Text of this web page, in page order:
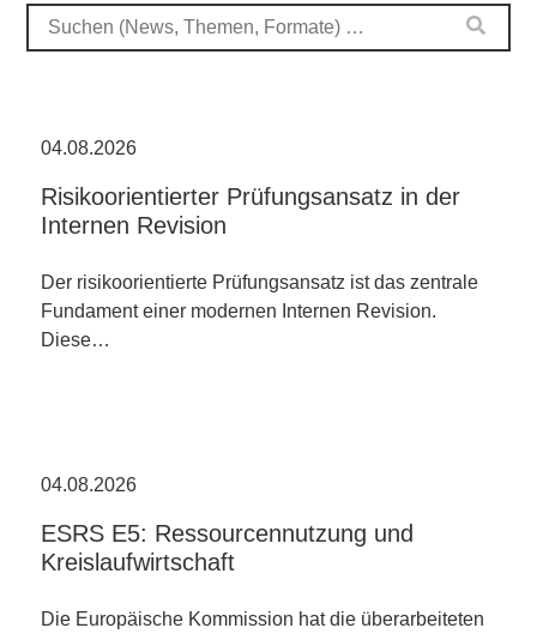
04.08.2026
Risikoorientierter Prüfungsansatz in der
Internen Revision
Der risikoorientierte Prüfungsansatz ist das zentrale
Fundament einer modernen Internen Revision.
Diese…
04.08.2026
ESRS E5: Ressourcennutzung und
Kreislaufwirtschaft
Die Europäische Kommission hat die überarbeiteten